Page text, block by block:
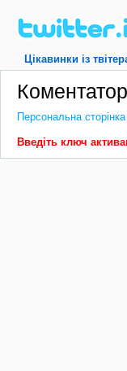
Цікавинки із
Персональна сторінка
Введіть ключ